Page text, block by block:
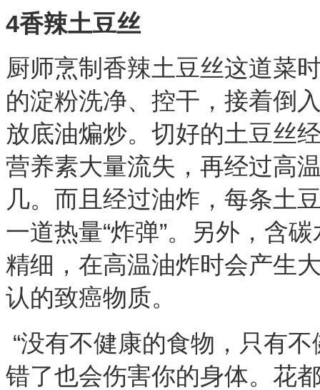
4香辣土豆丝
厨师烹制香辣土豆丝这道菜
的淀粉洗净、控干，接着倒
放底油煸炒。切好的土豆丝
营养素大量流失，再经过高
几。而且经过油炸，每条土
一道热量“炸弹”。另外，含
精细，在高温油炸时会产生
认的致癌物质。
“没有不健康的食物，只有
错了也会伤害你的身体。花